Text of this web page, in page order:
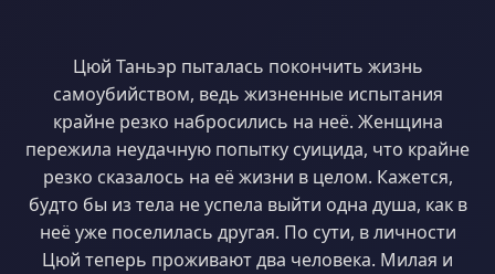
Цюй Таньэр пыталась покончить жизнь
самоубийством, ведь жизненные испытания
крайне резко набросились на неё. Женщина
пережила неудачную попытку суицида, что крайне
резко сказалось на её жизни в целом. Кажется,
будто бы из тела не успела выйти одна душа, как в
неё уже поселилась другая. По сути, в личности
Цюй теперь проживают два человека. Милая и